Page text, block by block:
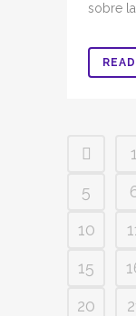
sobre la
1
5
10
15
20